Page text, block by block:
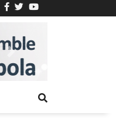
Next